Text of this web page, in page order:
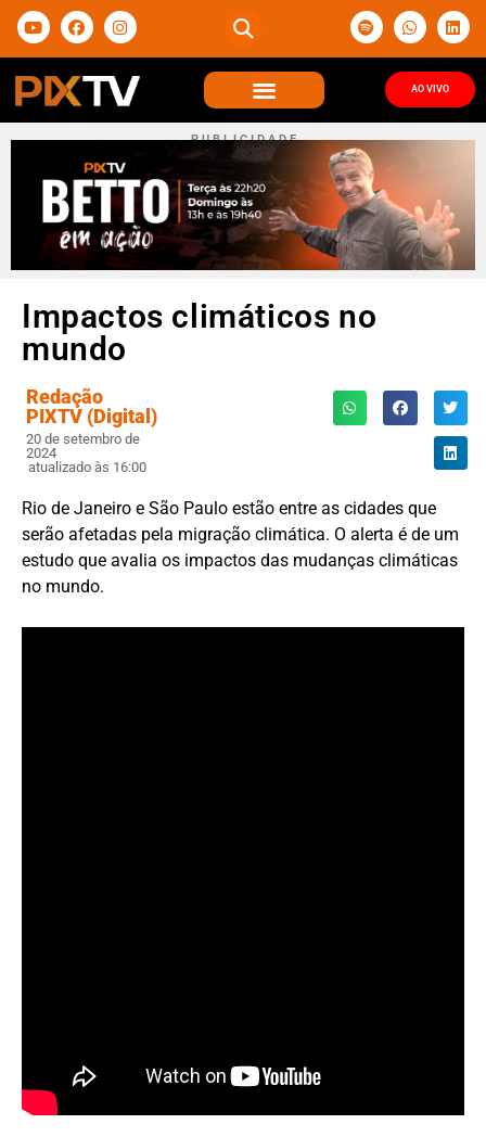
AO VIVO
P U B L I C I D A D E
Impactos climáticos no
mundo
Redação
PIXTV (Digital)
20 de setembro de
2024
atualizado às 16:00
Rio de Janeiro e São Paulo estão entre as cidades que
serão afetadas pela migração climática. O alerta é de um
estudo que avalia os impactos das mudanças climáticas
no mundo.